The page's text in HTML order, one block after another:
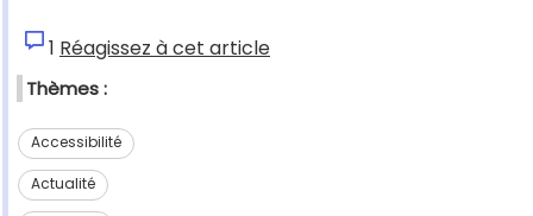
1 Réagissez à cet article
Thèmes :
Accessibilité
Actualité